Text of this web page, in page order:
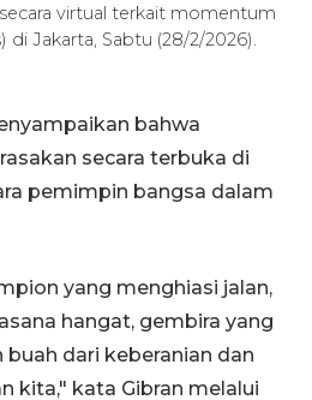
virtual terkait momentum
di Jakarta, Sabtu (28/2/2026).
bahwa
secara terbuka di
pemimpin bangsa dalam
yang menghiasi jalan,
hangat, gembira yang
dari keberanian dan
kita," kata Gibran melalui